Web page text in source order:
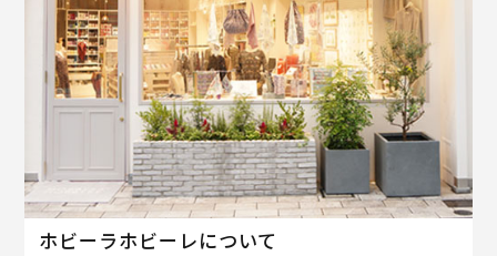
ホビーラホビーレについて